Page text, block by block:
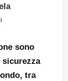
sono
sicurezza
tra